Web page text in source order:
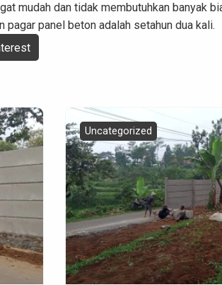
mudah dan tidak membutuhkan banyak
panel beton adalah setahun dua kali.
Uncategorized